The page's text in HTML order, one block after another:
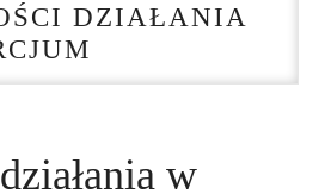
DZIAŁANIA
w